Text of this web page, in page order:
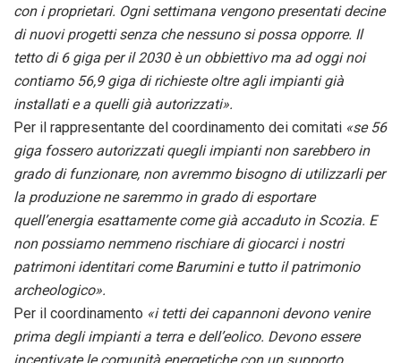
con i proprietari. Ogni settimana vengono presentati decine
di nuovi progetti senza che nessuno si possa opporre. Il
tetto di 6 giga per il 2030 è un obbiettivo ma ad oggi noi
contiamo 56,9 giga di richieste oltre agli impianti già
installati e a quelli già autorizzati».
Per il rappresentante del coordinamento dei comitati «se 56
giga fossero autorizzati quegli impianti non sarebbero in
grado di funzionare, non avremmo bisogno di utilizzarli per
la produzione ne saremmo in grado di esportare
quell’energia esattamente come già accaduto in Scozia. E
non possiamo nemmeno rischiare di giocarci i nostri
patrimoni identitari come Barumini e tutto il patrimonio
archeologico».
Per il coordinamento «i tetti dei capannoni devono venire
prima degli impianti a terra e dell’eolico. Devono essere